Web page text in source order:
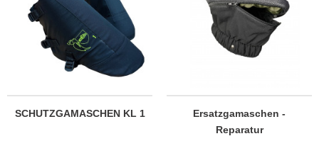
SCHUTZGAMASCHEN KL 1
Ersatzgamaschen -
Reparatur